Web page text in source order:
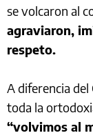
se volcaron al
agraviaron,
respeto.
A diferencia
toda la
“volvimos al